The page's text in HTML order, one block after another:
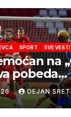
SPORT SVE VESTI
na
pobeda
u drugom
DEJAN